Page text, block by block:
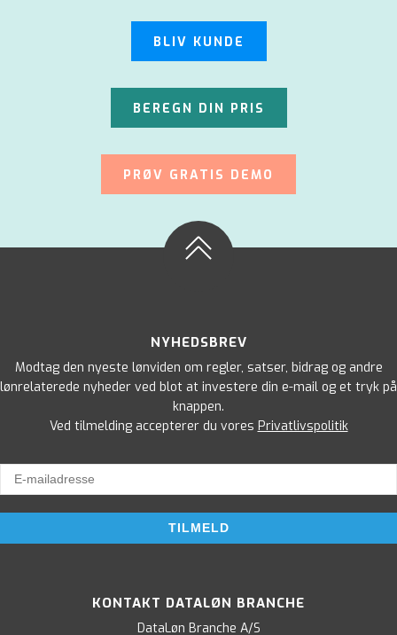
BLIV KUNDE
BEREGN DIN PRIS
PRØV GRATIS DEMO
NYHEDSBREV
Modtag den nyeste lønviden om regler, satser, bidrag og andre
lønrelaterede nyheder ved blot at investere din e-mail og et tryk på
knappen.
Ved tilmelding accepterer du vores Privatlivspolitik
KONTAKT DATALØN BRANCHE
DataLøn Branche A/S